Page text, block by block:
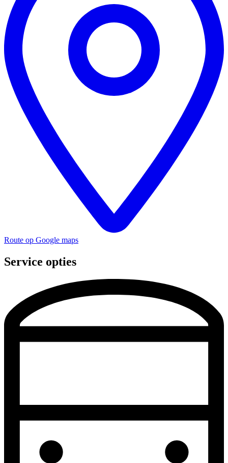
Route op Google maps
Service opties